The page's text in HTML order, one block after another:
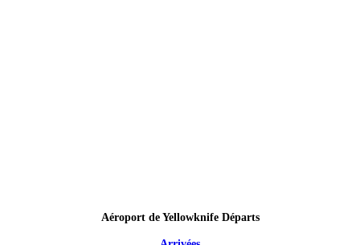
Aéroport de Yellowknife Départs